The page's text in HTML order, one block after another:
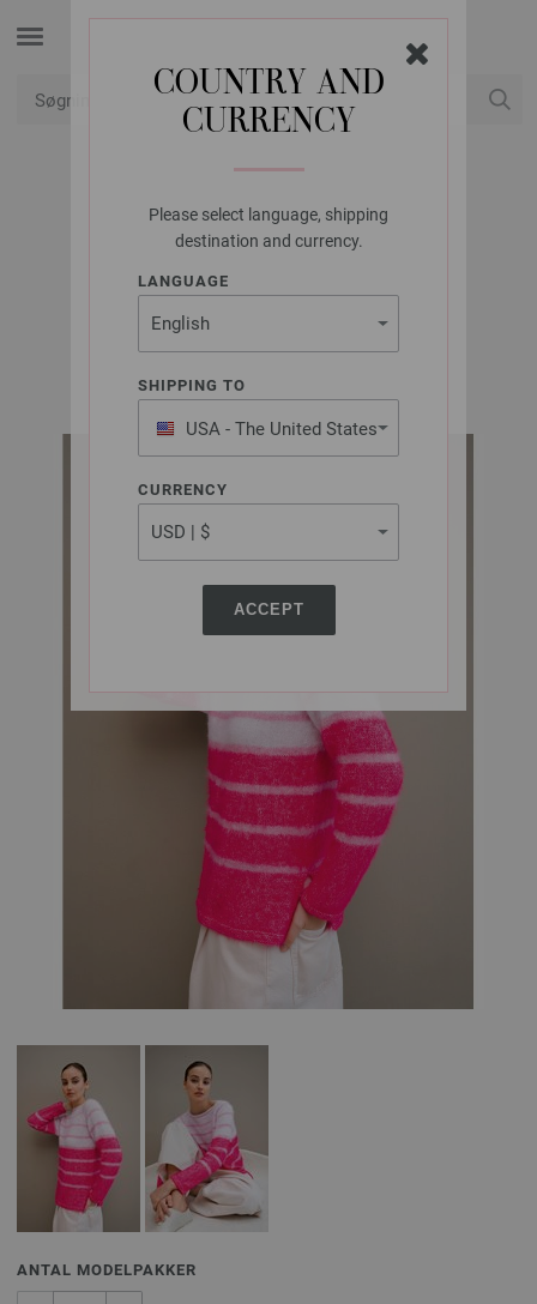
COUNTRY AND
CURRENCY
Please select language, shipping
destination and currency.
LANGUAGE
SHIPPING TO
USA - The United States
of America
CURRENCY
ACCEPT
LANA GROSSA
PULLOVER FINITO
FINITO Flyer | Model 1
ANTAL MODELPAKKER